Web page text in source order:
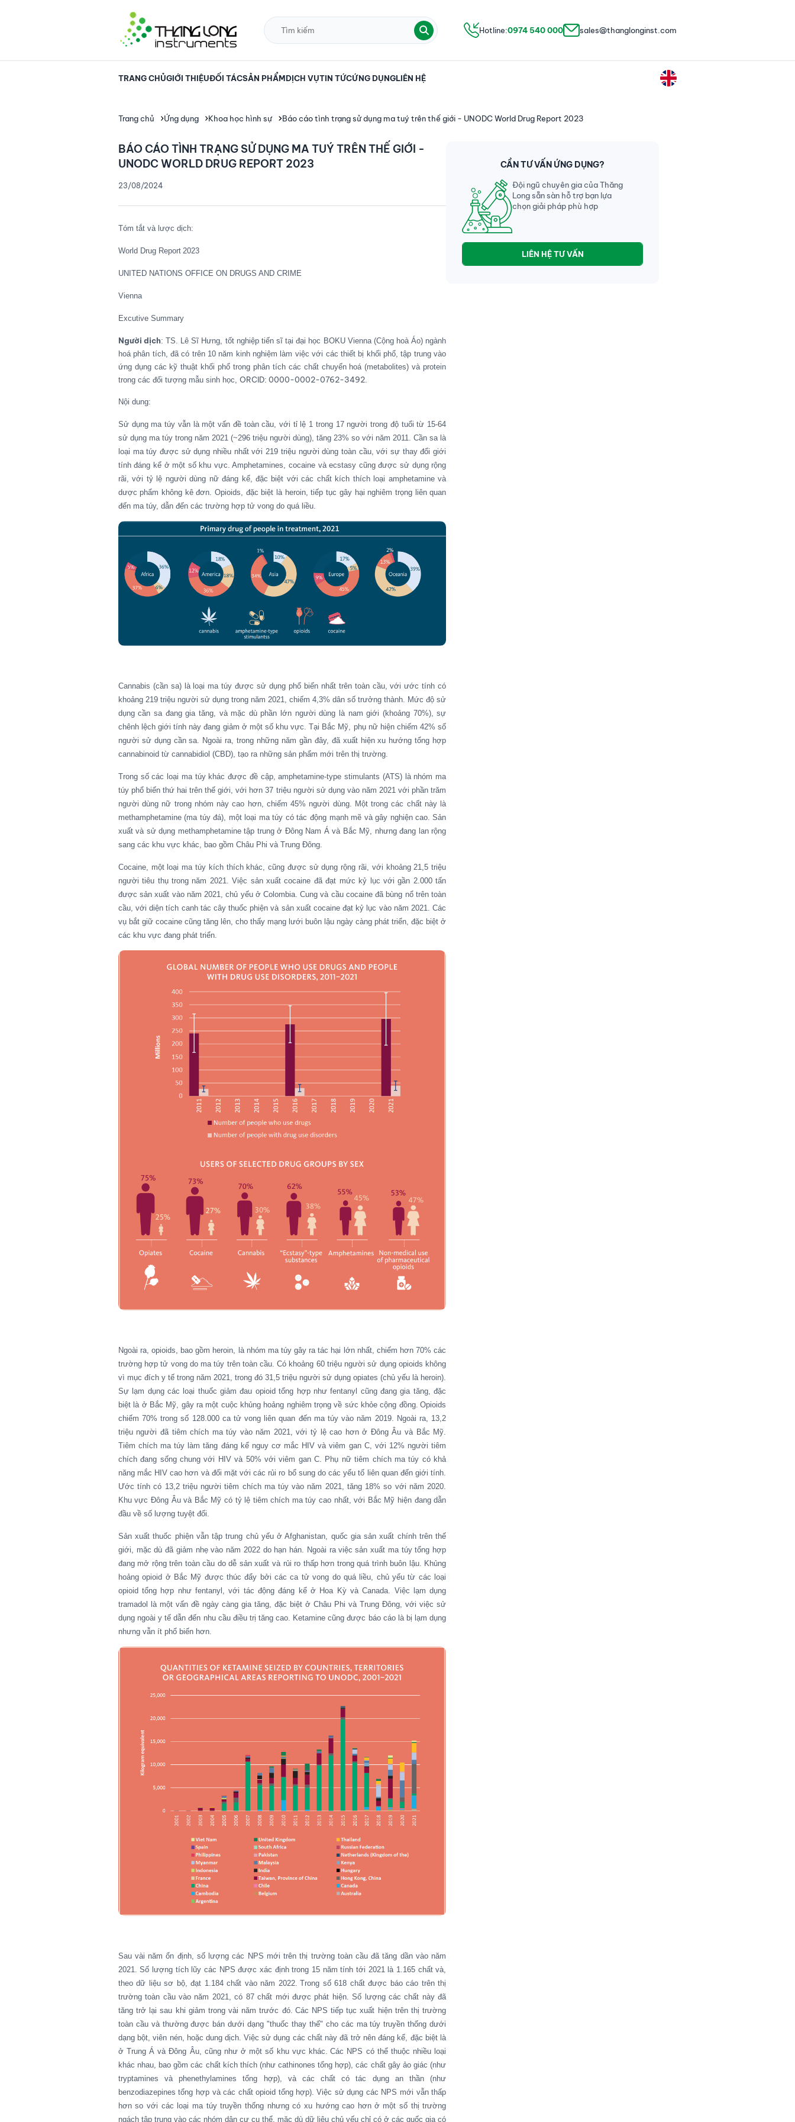
Hotline:0974 540 000 sales@thanglonginst.com
TRANG CHỦGIỚI THIỆUĐỐI TÁCSẢN PHẨMDỊCH VỤTIN TỨCỨNG DỤNGLIÊN HỆ
Trang chủ Ứng dụng Khoa học hình sự Báo cáo tình trạng sử dụng ma tuý trên thế giới - UNODC World Drug Report 2023
BÁO CÁO TÌNH TRẠNG SỬ DỤNG MA TUÝ TRÊN THẾ GIỚI -
UNODC WORLD DRUG REPORT 2023
23/08/2024
Tóm tắt và lược dịch:
World Drug Report 2023
UNITED NATIONS OFFICE ON DRUGS AND CRIME
Vienna
Excutive Summary
Người dịch: TS. Lê Sĩ Hưng, tốt nghiệp tiến sĩ tại đại học BOKU Vienna (Cộng hoà Áo) ngành
hoá phân tích, đã có trên 10 năm kinh nghiệm làm việc với các thiết bị khối phổ, tập trung vào
ứng dụng các kỹ thuật khối phổ trong phân tích các chất chuyển hoá (metabolites) và protein
trong các đối tượng mẫu sinh học, ORCID: 0000-0002-0762-3492.
Nội dung:
Sử dụng ma túy vẫn là một vấn đề toàn cầu, với tỉlệ 1 trong 17 người trong độ tuổi từ 15-64
sử dụng ma túy trong năm 2021(~296 triệu người dùng), tăng 23% so với năm 2011. Cần sa là
loại ma túy được sử dụng nhiều nhất với 219 triệu người dùng toàn cầu, với sự thay đổi giới
tính đáng kể ở một số khu vực. Amphetamines, cocaine và ecstasy cũng được sử dụng rộng
rãi, với tỷ lệ người dùng nữ đáng kể, đặc biệt với các chất kích thích loại amphetamine và
dược phẩm không kê đơn. Opioids, đặc biệt là heroin, tiếp tục gây hại nghiêm trọng liên quan
đến ma túy, dẫn đến các trường hợp tử vong do quá liều.
Cannabis (cần sa) là loại ma túy được sử dụng phổ biến nhất trên toàn cầu, với ước tính có
khoảng 219 triệu người sử dụng trong năm 2021, chiếm 4,3% dân số trưởng thành. Mức độ sử
dụng cần sa đang gia tăng, và mặc dù phần lớn người dùng là nam giới (khoảng 70%), sự
chênh lệch giới tính này đang giảm ở một số khu vực. Tại Bắc Mỹ, phụ nữ hiện chiếm 42% số
người sử dụng cần sa. Ngoài ra, trong những năm gần đây, đã xuất hiện xu hướng tổng hợp
cannabinoid từ cannabidiol (CBD), tạo ra những sản phẩm mới trên thị trường.
Trong số các loại ma túy khác được đề cập, amphetamine-type stimulants (ATS) là nhóm ma
túy phổ biến thứ hai trên thế giới, với hơn 37 triệu người sử dụng vào năm 2021với phần trăm
người dùng nữ trong nhóm này cao hơn, chiếm 45% người dùng. Mộttrong các chất này là
methamphetamine (ma túy đá), một loại ma túy có tác động mạnh mẽ và gây nghiện cao. Sản
xuất và sử dụng methamphetamine tập trung ở Đông Nam Á và Bắc Mỹ, nhưng đang lan rộng
sang các khu vực khác, bao gồm Châu Phi và Trung Đông.
Cocaine, một loại ma túy kích thích khác, cũng được sử dụng rộng rãi, với khoảng 21,5 triệu
người tiêu thụ trong năm 2021. Việc sản xuất cocaine đã đạt mức kỷ lục với gần 2.000 tấn
được sản xuất vào năm 2021, chủ yếu ở Colombia.Cung và cầu cocaine đã bùng nổ trên toàn
cầu, với diện tích canh tác cây thuốc phiện và sản xuất cocaine đạt kỷ lục vào năm 2021. Các
vụ bắt giữ cocaine cũng tăng lên, cho thấy mạng lưới buôn lậu ngày càng phát triển, đặc biệt ở
các khu vực đang phát triển.
Ngoài ra, opioids, bao gồm heroin, là nhóm ma túy gây ra tác hại lớn nhất, chiếm hơn 70% các
trường hợp tử vong do ma túy trên toàn cầu.Có khoảng 60 triệu người sử dụng opioids không
vì mục đích y tế trong năm 2021, trong đó 31,5 triệu người sử dụng opiates (chủ yếu là heroin).
Sự lạm dụng các loại thuốc giảm đau opioid tổng hợp như fentanyl cũng đang gia tăng, đặc
biệt là ở Bắc Mỹ, gây ra một cuộc khủng hoảng nghiêm trọng về sức khỏe cộng đồng. Opioids
chiếm 70% trong số 128.000 ca tử vong liên quan đến ma túy vào năm 2019. Ngoài ra, 13,2
triệu người đã tiêm chích ma túy vào năm 2021, với tỷ lệ cao hơn ở Đông Âu và Bắc Mỹ.
Tiêm chích ma túy làm tăng đáng kể nguy cơ mắc HIV và viêm gan C, với 12% người tiêm
chích đang sống chung với HIV và 50% với viêm gan C. Phụ nữ tiêm chích ma túy có khả
năng mắc HIV cao hơn và đối mặt với các rủi ro bổ sung do các yếu tố liên quan đến giới tính.
Ước tính có 13,2 triệu người tiêm chích ma túy vào năm 2021, tăng 18% so với năm 2020.
Khu vực Đông Âu và Bắc Mỹ có tỷ lệ tiêm chích ma túy cao nhất, với Bắc Mỹ hiện đang dẫn
đầu về số lượng tuyệt đối.
Sản xuất thuốc phiện vẫn tập trung chủ yếu ở Afghanistan, quốc gia sản xuất chính trên thế
giới, mặc dù đã giảm nhẹ vào năm 2022 do hạn hán. Ngoài ra việc sản xuất ma túy tổng hợp
đang mở rộng trên toàn cầu do dễ sản xuất và rủi ro thấp hơn trongquá trình buôn lậu. Khủng
hoảng opioid ở Bắc Mỹ được thúc đẩy bởi các ca tử vong do quá liều, chủ yếu từ các loại
opioid tổng hợp như fentanyl, với tác động đáng kể ở Hoa Kỳ và Canada. Việc l ạm dụng
tramadol là một vấn đề ngày càng gia tăng, đặc biệt ở Châu Phi và Trung Đông, với việc sử
dụng ngoài y tế dẫn đến nhu cầu điều trị tăng cao. Ketamine cũng được báo cáo là bị lạm dụng
nhưng vẫn ít phổ biến hơn.
Sau vài năm ổn định, số lượng các NPS mới trên thị trường toàn cầu đã tăng dần vào năm
2021. Số lượng tích lũy các NPS được xác định trong 15 năm tính tới 2021 là 1.165 chấtvà
theo dữ liệu sơ bộ, đạt 1.184 chất vào năm 2022. Trong số 618 chất được báo cáo trên thị
trường toàn cầu vào năm 2021,
có 87 chất mới được phát hiện.Số lượng các chất này đã
tăng trở lại sau khi giảm trong vài năm trước đó. Các NPS tiếp tục xuất hiện trên thị trường
toàn cầu và thường được bán dưới dạng "thuốc thay thế" cho các ma túy truyền thống dưới
dạng bột, viên nén, hoặc dung dịch. Việc sử dụng các chất này đã trở nên đáng kể, đặc biệt là
ở Trung Á và Đông Âu, cũng như ở một số khu vực khác.
Các NPS có thể thuộc nhiều loại
khác nhau, bao gồm các chất kích thích (như cathinones tổng hợp), các chất gây ảo giác (như
tryptamines và phenethylamines tổng hợp), và các chất có tác dụng an thần (như
benzodiazepines tổng hợp và các chất opioid tổng hợp). Việc sử dụng các NPS mới vẫn thấp
hơn so với các loại ma túy truyền thống nhưng có xuhướngcao hơn ở một sốthị trường
ngách tậptrung vàocác nhóm dân cư cụ thể, mặc dù dữ liệu chủ yếu chỉ có ở các quốc gia có
CẦN TƯ VẤN ỨNG DỤNG?
Đội ngũ chuyên gia của Thăng
Long sẵn sàn hỗ trợ bạn lựa
chọn giải pháp phù hợp
LIÊN HỆ TƯ VẤN